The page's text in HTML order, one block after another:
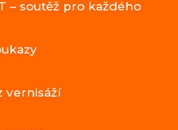
– soutěž pro každého
vernisáží